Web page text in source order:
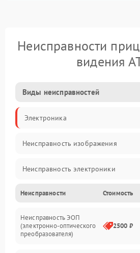
Неисправности
видения
Виды неисправностей
Электроника
Неисправность изображения
Неисправность электроники
Механические повреждения
Неисправность управления
Неисправности Стоимость
Неисправность ЭОП
(электронно-оптического
преобразователя)
2500 ₽